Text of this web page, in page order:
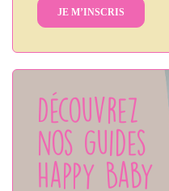
JE M’INSCRIS
Découvrez
nos guides
Happy Baby